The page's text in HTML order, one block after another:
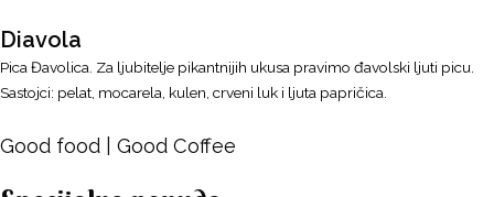
Diavola
Pica Đavolica. Za ljubitelje pikantnijih ukusa pravimo đavolski ljuti picu.
Sastojci: pelat, mocarela, kulen, crveni luk i ljuta papričica.
Good food | Good Coffee